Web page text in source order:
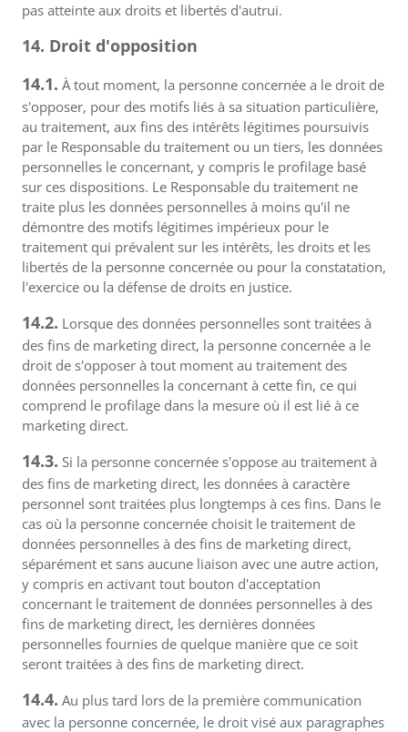
pas atteinte aux droits et libertés d'autrui.
14. Droit d'opposition
14.1. À tout moment, la personne concernée a le droit de
s'opposer, pour des motifs liés à sa situation particulière,
au traitement, aux fins des intérêts légitimes poursuivis
par le Responsable du traitement ou un tiers, les données
personnelles le concernant, y compris le profilage basé
sur ces dispositions. Le Responsable du traitement ne
traite plus les données personnelles à moins qu'il ne
démontre des motifs légitimes impérieux pour le
traitement qui prévalent sur les intérêts, les droits et les
libertés de la personne concernée ou pour la constatation,
l'exercice ou la défense de droits en justice.
14.2. Lorsque des données personnelles sont traitées à
des fins de marketing direct, la personne concernée a le
droit de s'opposer à tout moment au traitement des
données personnelles la concernant à cette fin, ce qui
comprend le profilage dans la mesure où il est lié à ce
marketing direct.
14.3. Si la personne concernée s'oppose au traitement à
des fins de marketing direct, les données à caractère
personnel sont traitées plus longtemps à ces fins. Dans le
cas où la personne concernée choisit le traitement de
données personnelles à des fins de marketing direct,
séparément et sans aucune liaison avec une autre action,
y compris en activant tout bouton d'acceptation
concernant le traitement de données personnelles à des
fins de marketing direct, les dernières données
personnelles fournies de quelque manière que ce soit
seront traitées à des fins de marketing direct.
14.4. Au plus tard lors de la première communication
avec la personne concernée, le droit visé aux paragraphes